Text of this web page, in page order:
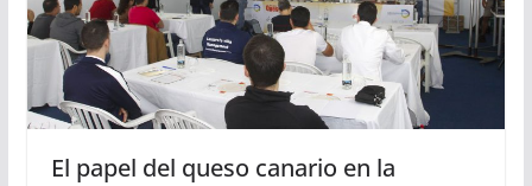
El papel del queso canario en la